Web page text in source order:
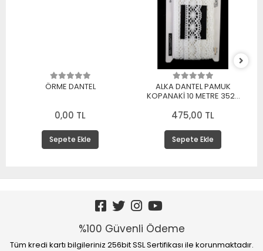
ÖRME DANTEL
0,00 TL
Sepete Ekle
ALKA DANTEL PAMUK
KOPANAKİ 10 METRE 3520
475,00 TL
Sepete Ekle
%100 Güvenli Ödeme
Tüm kredi kartı bilgileriniz 256bit SSL Sertifikası ile korunmaktadır.